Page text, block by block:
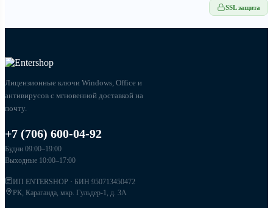
SSL защита
Лицензионные ключи Windows, Office и
антивирусов с мгновенной доставкой на
почту.
+7 (706) 600-04-92
Будни 09:00–19:00
Выходные 10:00–17:00
ИП ENTERSHOP · БИН 950713450472
РК, Караганда, мкр. Гульдер-1, д. 3А